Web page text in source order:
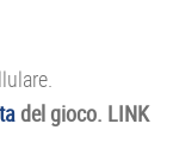
del gioco. LINK